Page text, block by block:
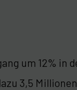
um 12% in
3,5